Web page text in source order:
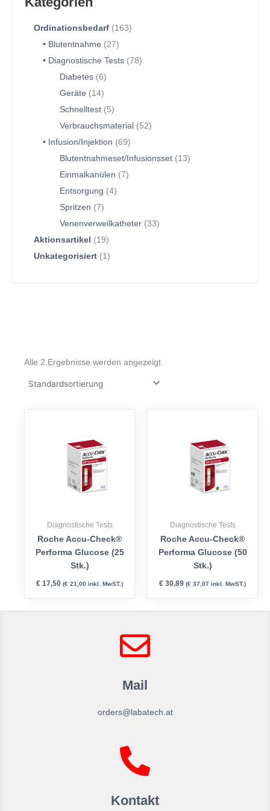
Ordinationsbedarf 163
Blutentnahme 27
Diagnostische Tests 78
Diabetes 6
Geräte 14
Schnelltest 5
Verbrauchsmaterial 52
Infusion/Injektion 69
Blutentnahmeset/Infusionsset 13
Einmalkanülen 7
Entsorgung 4
Spritzen 7
Venenverweilkatheter 33
Aktionsartikel 19
Unkategorisiert 1
Alle 2 Ergebnisse werden angezeigt
Diagnostische Tests
Roche Accu-Check®
Performa Glucose (25
Stk.)
€ 17,50 (€ 21,00 inkl. MwST.)
Diagnostische Tests
Roche Accu-Check®
Performa Glucose (50
Stk.)
€ 30,89 (€ 37,07 inkl. MwST.)
Mail
orders@labatech.at
Kontakt